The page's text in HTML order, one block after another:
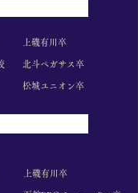
校 上磯有川卒
校 北斗ペガサス卒
校 松城ユニオン卒
校 上磯有川卒